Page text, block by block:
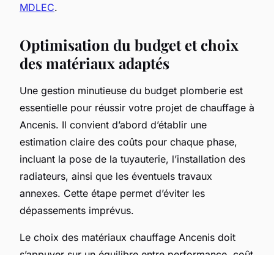
MDLEC.
Optimisation du budget et choix
des matériaux adaptés
Une gestion minutieuse du budget plomberie est
essentielle pour réussir votre projet de chauffage à
Ancenis. Il convient d’abord d’établir une
estimation claire des coûts pour chaque phase,
incluant la pose de la tuyauterie, l’installation des
radiateurs, ainsi que les éventuels travaux
annexes. Cette étape permet d’éviter les
dépassements imprévus.
Le choix des matériaux chauffage Ancenis doit